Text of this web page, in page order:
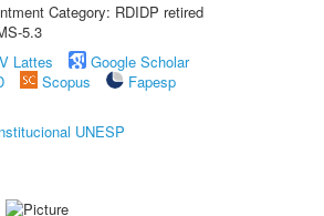
Category: RDIDP retired
5.3
Lattes
Google Scholar
Scopus
Fapesp
UNESP